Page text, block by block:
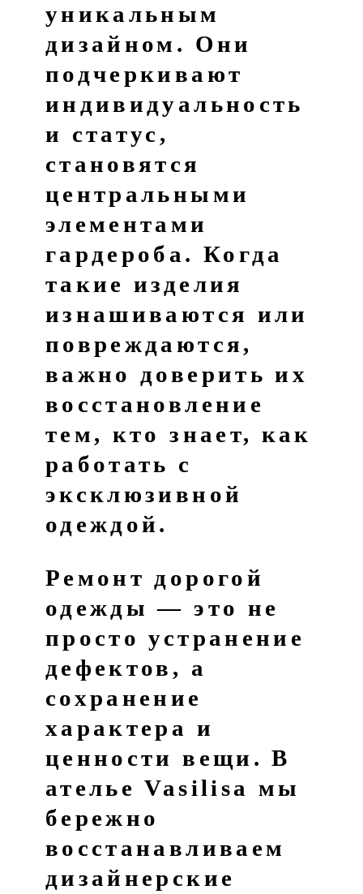
уникальным
дизайном. Они
подчеркивают
индивидуальность
и статус,
становятся
центральными
элементами
гардероба. Когда
такие изделия
изнашиваются или
повреждаются,
важно доверить их
восстановление
тем, кто знает, как
работать с
эксклюзивной
одеждой.
Ремонт дорогой
одежды — это не
просто устранение
дефектов, а
сохранение
характера и
ценности вещи. В
ательеVasilisa мы
бережно
восстанавливаем
дизайнерские